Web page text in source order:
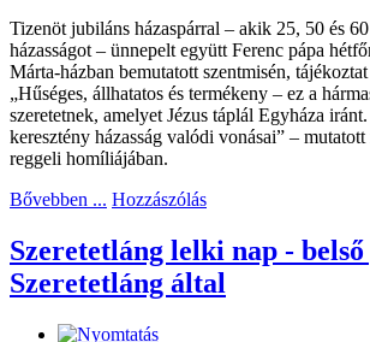
Tizenöt jubiláns házaspárral – akik 25, 50 és
házasságot – ünnepelt együtt Ferenc pápa
Márta-házban bemutatott szentmisén,
„Hűséges, állhatatos és termékeny – ez a
szeretetnek, amelyet Jézus táplál Egyháza
keresztény házasság valódi vonásai” –
reggeli homíliájában.
Bővebben ... Hozzászólás
Szeretetláng lelki nap - belső
Szeretetláng által